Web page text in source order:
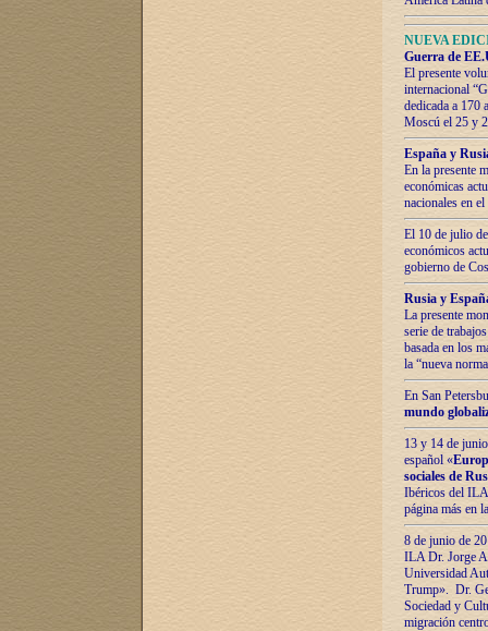
NUEVA
Guerra de
El presente
internacional
dedicada a 170
Moscú el 25 y
España y
En la presente
económicas
nacionales en
El 10 de julio
económicos
gobierno de
Rusia y
La presente
serie de
basada en los
la “nueva
En San
mundo
13 y 14 de
español «
sociales de
Ibéricos del ILA
página más en
8 de junio de
ILA Dr. Jorge
Universidad
Trump». Dr.
Sociedad y
migración